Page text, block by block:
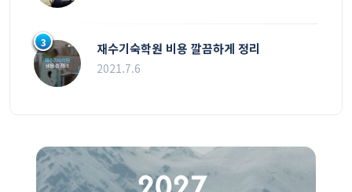
3 재수기숙학원 비용 깔끔하게 정리
2021.7.6